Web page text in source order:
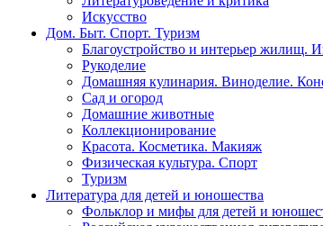
Искусство
Дом. Быт. Спорт. Туризм
Благоустройство и интерьер жилищ.
Рукоделие
Домашняя кулинария. Виноделие.
Сад и огород
Домашние животные
Коллекционирование
Красота. Косметика. Макияж
Физическая культура. Спорт
Туризм
Литература для детей и юношества
Фольклор и мифы для детей и